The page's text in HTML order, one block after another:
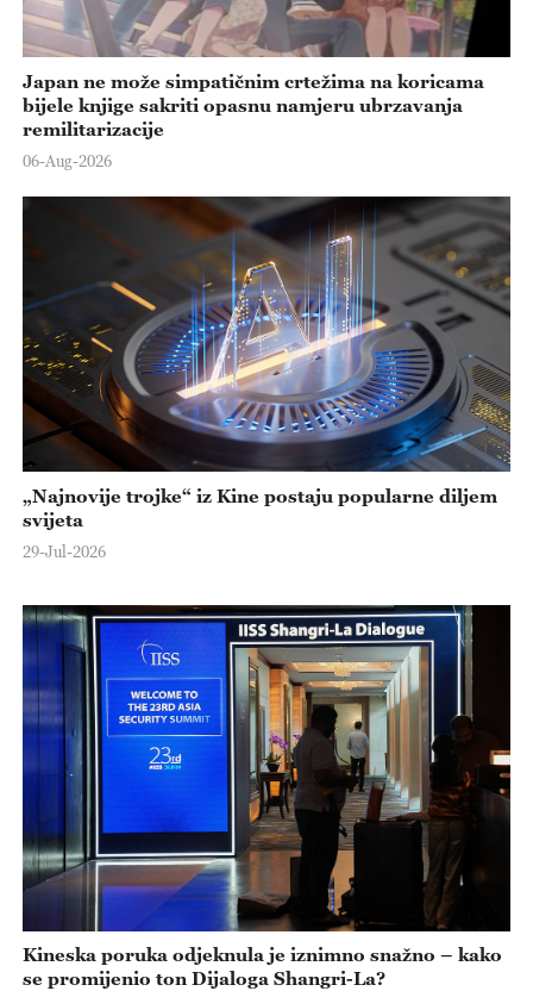
Japan ne može simpatičnim crtežima na koricama
bijele knjige sakriti opasnu namjeru ubrzavanja
remilitarizacije
06-Aug-2026
„Najnovije trojke“ iz Kine postaju popularne diljem
svijeta
29-Jul-2026
Kineska poruka odjeknula je iznimno snažno – kako
se promijenio ton Dijaloga Shangri-La?